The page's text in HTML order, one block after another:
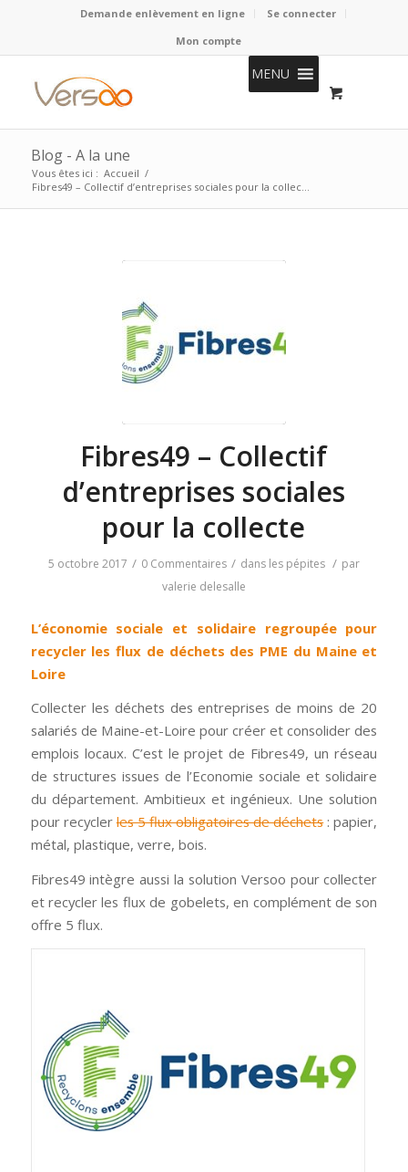
Demande enlèvement en ligne
Se connecter
Mon compte
MENU
Blog - A la une
Vous êtes ici : Accueil /
Fibres49 – Collectif d’entreprises sociales pour la collec...
Fibres49 – Collectif
d’entreprises sociales
pour la collecte
5 octobre 2017 / 0 Commentaires / dans les pépites / par
valerie delesalle
L’économie sociale et solidaire regroupée pour
recycler les flux de déchets des PME du Maine et
Loire
Collecter les déchets des entreprises de moins de 20
salariés de Maine-et-Loire pour créer et consolider des
emplois locaux. C’est le projet de Fibres49, un réseau
de structures issues de l’Economie sociale et solidaire
du département. Ambitieux et ingénieux. Une solution
pour recyclerles 5 flux obligatoires de déchets: papier,
métal, plastique, verre, bois.
Fibres49 intègre aussi la solution Versoo pour collecter
et recycler les flux de gobelets, en complément de son
offre 5 flux.